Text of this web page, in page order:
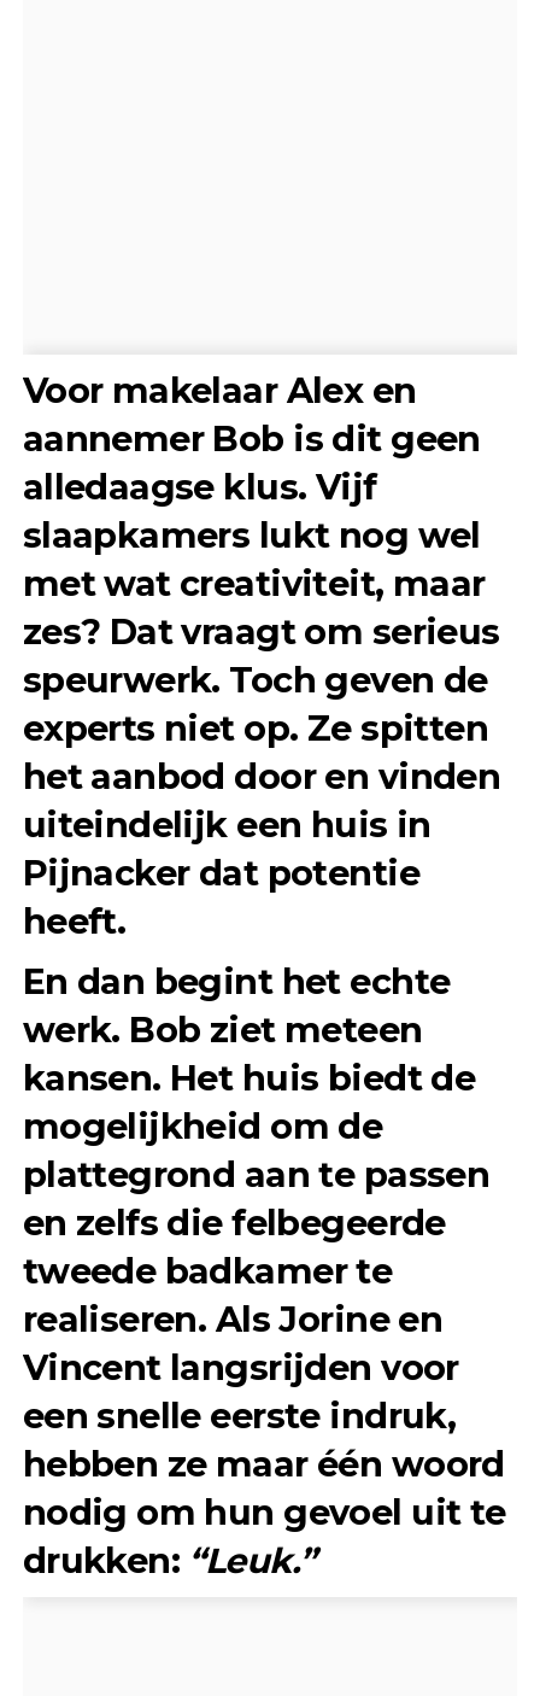
Voor makelaar Alex en
aannemer Bob is dit geen
alledaagse klus. Vijf
slaapkamers lukt nog wel
met wat creativiteit, maar
zes? Dat vraagt om serieus
speurwerk. Toch geven de
experts niet op. Ze spitten
het aanbod door en vinden
uiteindelijk een huis in
Pijnacker dat potentie
heeft.
En dan begint het echte
werk. Bob ziet meteen
kansen. Het huis biedt de
mogelijkheid om de
plattegrond aan te passen
en zelfs die felbegeerde
tweede badkamer te
realiseren. Als Jorine en
Vincent langsrijden voor
een snelle eerste indruk,
hebben ze maar één woord
nodig om hun gevoel uit te
drukken: “Leuk.”